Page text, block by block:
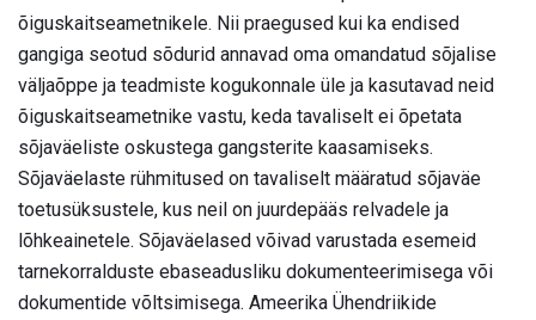
õiguskaitseametnikele. Nii praegused kui ka endised
gangiga seotud sõdurid annavad oma omandatud sõjalise
väljaõppe ja teadmiste kogukonnale üle ja kasutavad neid
õiguskaitseametnike vastu, keda tavaliselt ei õpetata
sõjaväeliste oskustega gangsterite kaasamiseks.
Sõjaväelaste rühmitused on tavaliselt määratud sõjaväe
toetusüksustele, kus neil on juurdepääs relvadele ja
lõhkeainetele. Sõjaväelased võivad varustada esemeid
tarnekorralduste ebaseadusliku dokumenteerimisega või
dokumentide võltsimisega. Ameerika Ühendriikide